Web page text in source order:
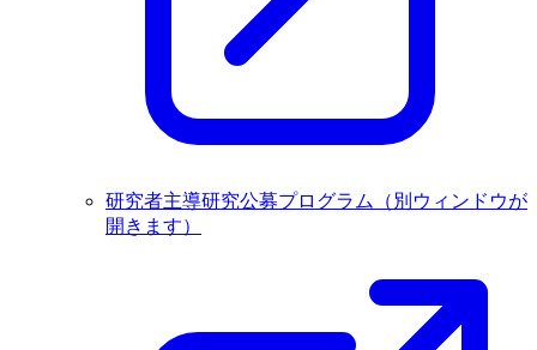
研究者主導研究公募プログラム
（別ウィンドウが
開きます）